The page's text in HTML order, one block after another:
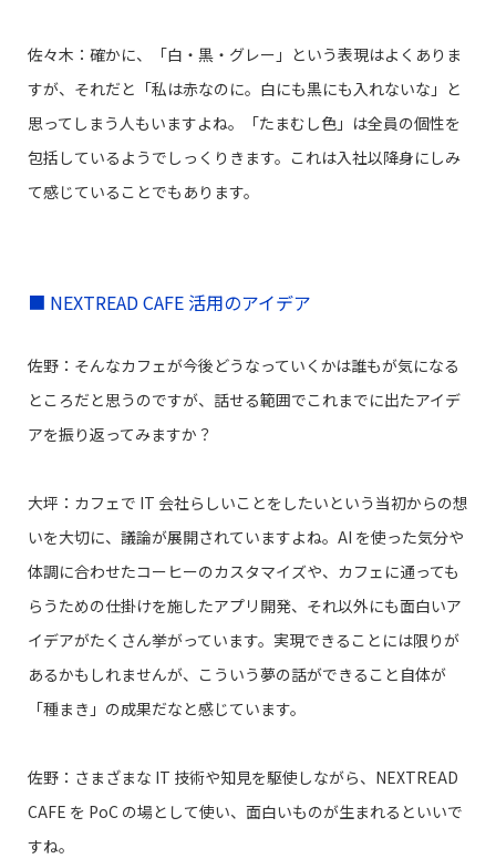
佐々木：確かに、「白・黒・グレー」という表現はよくありま
すが、それだと「私は赤なのに。白にも黒にも入れないな」と
思ってしまう人もいますよね。「たまむし色」は全員の個性を
包括しているようでしっくりきます。これは入社以降身にしみ
て感じていることでもあります。
■ NEXTREAD CAFE 活用のアイデア
佐野：そんなカフェが今後どうなっていくかは誰もが気になる
ところだと思うのですが、話せる範囲でこれまでに出たアイデ
アを振り返ってみますか？
大坪：カフェで IT 会社らしいことをしたいという当初からの想
いを大切に、議論が展開されていますよね。AI を使った気分や
体調に合わせたコーヒーのカスタマイズや、カフェに通っても
らうための仕掛けを施したアプリ開発、それ以外にも面白いア
イデアがたくさん挙がっています。実現できることには限りが
あるかもしれませんが、こういう夢の話ができること自体が
「種まき」の成果だなと感じています。
佐野：さまざまな IT 技術や知見を駆使しながら、NEXTREAD
CAFE を PoC の場として使い、面白いものが生まれるといいで
すね。